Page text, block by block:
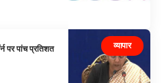
व्यापार
पर पांच प्रतिशत